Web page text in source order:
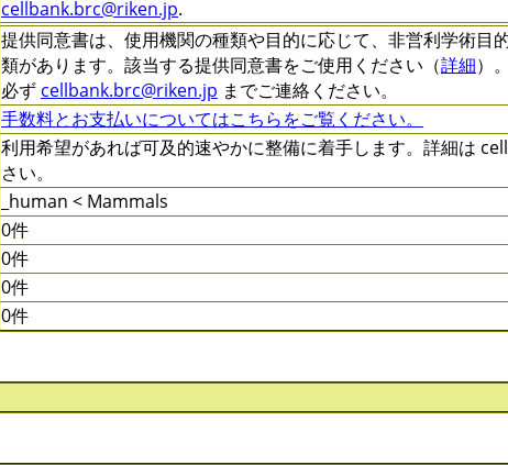
cellbank.brc@riken.jp.
提供同意書は、使用機関の種類や目的に応じて、非営利学術目
類があります。該当する提供同意書をご使用ください（詳細）
必ず cellbank.brc@riken.jp までご連絡ください。
手数料とお支払いについてはこちらをご覧ください。
利用希望があれば可及的速やかに整備に着手します。詳細は
さい。
_human < Mammals
0件
0件
0件
0件